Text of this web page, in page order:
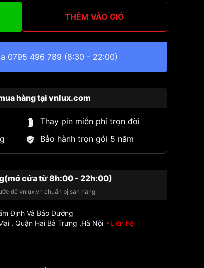
THÊM VÀO GIỎ
0795 496 789 (8:30 - 22:00)
hàng tại vnlux.com
Thay pin miễn phí trọn đời
Bảo hành trọn gói 5 năm
cửa từ 8h:00 - 22h:00)
để vnlux.vn chuẩn bị sẵn hàng
Định Và Bảo Dưỡng
, Quận Hai Bà Trưng ,Hà Nội
Liên hệ